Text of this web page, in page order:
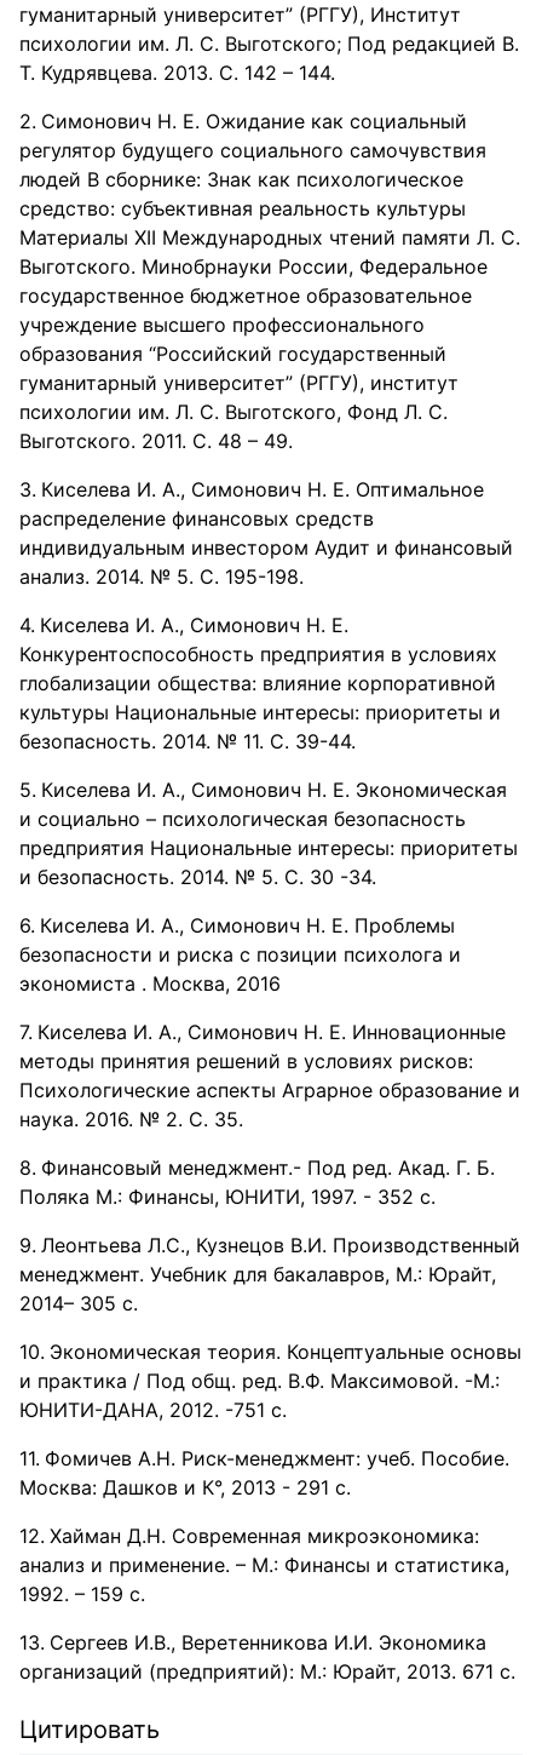
гуманитарный университет” (РГГУ), Институт
психологии им. Л. С. Выготского; Под редакцией В.
Т. Кудрявцева. 2013. С. 142 – 144.
Симонович Н. Е. Ожидание как социальный
регулятор будущего социального самочувствия
людей В сборнике: Знак как психологическое
средство: субъективная реальность культуры
Материалы XII Международных чтений памяти Л. С.
Выготского. Минобрнауки России, Федеральное
государственное бюджетное образовательное
учреждение высшего профессионального
образования “Российский государственный
гуманитарный университет” (РГГУ), институт
психологии им. Л. С. Выготского, Фонд Л. С.
Выготского. 2011. С. 48 – 49.
Киселева И. А., Симонович Н. Е. Оптимальное
распределение финансовых средств
индивидуальным инвестором Аудит и финансовый
анализ. 2014. № 5. С. 195-198.
Киселева И. А., Симонович Н. Е.
Конкурентоспособность предприятия в условиях
глобализации общества: влияние корпоративной
культуры Национальные интересы: приоритеты и
безопасность. 2014. № 11. С. 39-44.
Киселева И. А., Симонович Н. Е. Экономическая
и социально – психологическая безопасность
предприятия Национальные интересы: приоритеты
и безопасность. 2014. № 5. С. 30 -34.
Киселева И. А., Симонович Н. Е. Проблемы
безопасности и риска с позиции психолога и
экономиста . Москва, 2016
Киселева И. А., Симонович Н. Е. Инновационные
методы принятия решений в условиях рисков:
Психологические аспекты Аграрное образование и
наука. 2016. № 2. С. 35.
Финансовый менеджмент.- Под ред. Акад. Г. Б.
Поляка М.: Финансы, ЮНИТИ, 1997. - 352 с.
Леонтьева Л.С., Кузнецов В.И. Производственный
менеджмент. Учебник для бакалавров, М.: Юрайт,
2014– 305 с.
Экономическая теория. Концептуальные основы
и практика / Под общ. ред. В.Ф. Максимовой. -М.:
ЮНИТИ-ДАНА, 2012. -751 с.
Фомичев А.Н. Риск-менеджмент: учеб. Пособие.
Москва: Дашков и К°, 2013 - 291 с.
Хайман Д.Н. Современная микроэкономика:
анализ и применение. – М.: Финансы и статистика,
1992. – 159 с.
Сергеев И.В., Веретенникова И.И. Экономика
организаций (предприятий): М.: Юрайт, 2013. 671 с.
Цитировать